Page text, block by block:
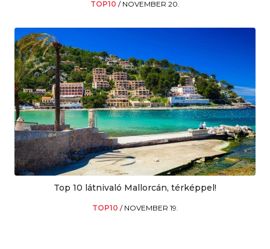
TOP10 / NOVEMBER 20.
Top 10 látnivaló Mallorcán, térképpel!
TOP10 / NOVEMBER 19.